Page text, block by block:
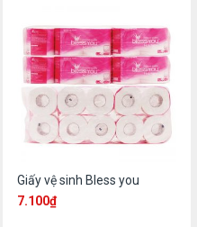
Giấy vệ sinh Bless you
7.100₫